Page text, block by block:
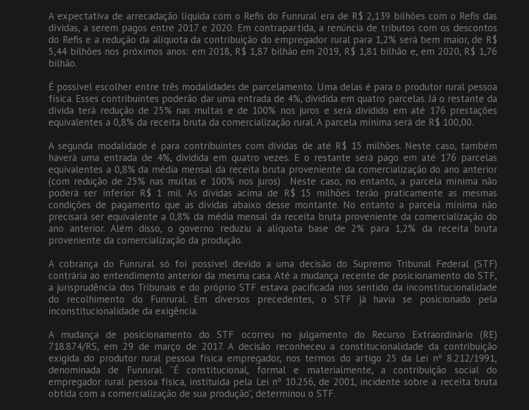
A expectativa de arrecadação líquida com o Refis do Funrural era de R$ 2,139 bilhões com o Refis das
dívidas, a serem pagos entre 2017 e 2020. Em contrapartida, a renúncia de tributos com os descontos
do Refis e a redução da alíquota da contribuição do empregador rural para 1,2% será bem maior, de R$
5,44 bilhões nos próximos anos: em 2018, R$ 1,87 bilhão em 2019, R$ 1,81 bilhão e, em 2020, R$ 1,76
bilhão.
É possível escolher entre três modalidades de parcelamento. Uma delas é para o produtor rural pessoa
física. Esses contribuintes poderão dar uma entrada de 4%, dividida em quatro parcelas. Já o restante da
dívida terá redução de 25% nas multas e de 100% nos juros e será dividido em até 176 prestações
equivalentes a 0,8% da receita bruta da comercialização rural. A parcela mínima será de R$ 100,00.
A segunda modalidade é para contribuintes com dívidas de até R$ 15 milhões. Neste caso, também
haverá uma entrada de 4%, dividida em quatro vezes. E o restante será pago em até 176 parcelas
equivalentes a 0,8% da média mensal da receita bruta proveniente da comercialização do ano anterior
(com redução de 25% nas multas e 100% nos juros) . Neste caso, no entanto, a parcela mínima não
poderá ser inferior R$ 1 mil. As dívidas acima de R$ 15 milhões terão praticamente as mesmas
condições de pagamento que as dívidas abaixo desse montante. No entanto a parcela mínima não
precisará ser equivalente a 0,8% da média mensal da receita bruta proveniente da comercialização do
ano anterior. Além disso, o governo reduziu a alíquota base de 2% para 1,2% da receita bruta
proveniente da comercialização da produção.
A cobrança do Funrural só foi possível devido a uma decisão do Supremo Tribunal Federal (STF)
contrária ao entendimento anterior da mesma casa. Até a mudança recente de posicionamento do STF,
a jurisprudência dos Tribunais e do próprio STF estava pacificada nos sentido da inconstitucionalidade
do recolhimento do Funrural. Em diversos precedentes, o STF já havia se posicionado pela
inconstitucionalidade da exigência.
A mudança de posicionamento do STF ocorreu no julgamento do Recurso Extraordinário (RE)
718.874/RS, em 29 de março de 2017. A decisão reconheceu a constitucionalidade da contribuição
exigida do produtor rural pessoa física empregador, nos termos do artigo 25 da Lei nº 8.212/1991,
denominada de Funrural. “É constitucional, formal e materialmente, a contribuição social do
empregador rural pessoa física, instituída pela Lei nº 10.256, de 2001, incidente sobre a receita bruta
obtida com a comercialização de sua produção”, determinou o STF.